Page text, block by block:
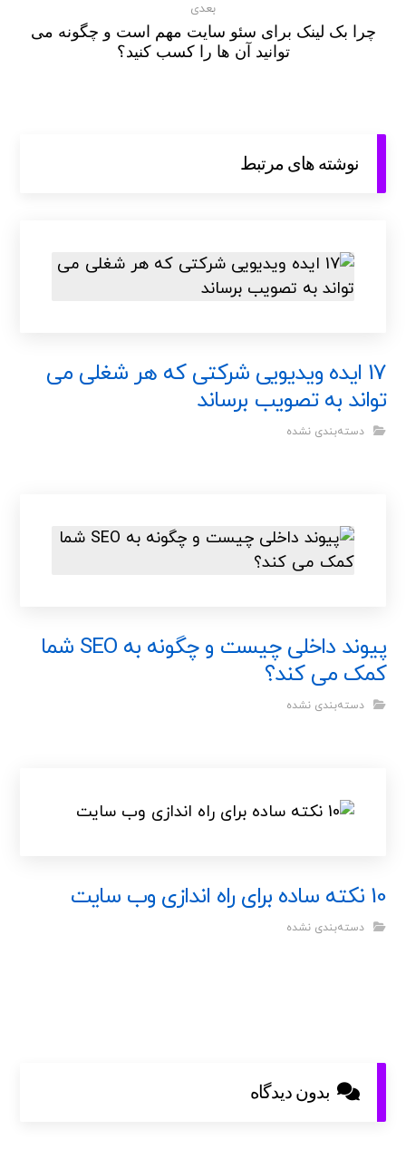
بعدی
چرا بک لینک برای سئو سایت مهم است و چگونه می
توانید آن ها را کسب کنید؟
نوشته های مرتبط
17 ایده ویدیویی شرکتی که هر شغلی می
تواند به تصویب برساند
دسته‌بندی نشده
پیوند داخلی چیست و چگونه به SEO شما
کمک می کند؟
دسته‌بندی نشده
10 نکته ساده برای راه اندازی وب سایت
دسته‌بندی نشده
بدون دیدگاه